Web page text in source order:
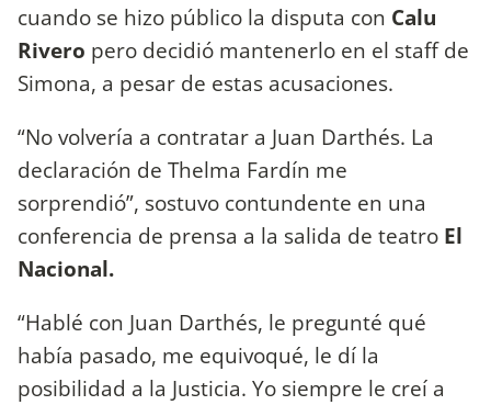
cuando se hizo público la disputa con Calu
Rivero pero decidió mantenerlo en el staff de
Simona, a pesar de estas acusaciones.
“No volvería a contratar a Juan Darthés. La
declaración de Thelma Fardín me
sorprendió”, sostuvo contundente en una
conferencia de prensa a la salida de teatro El
Nacional.
“Hablé con Juan Darthés, le pregunté qué
había pasado, me equivoqué, le dí la
posibilidad a la Justicia. Yo siempre le creí a